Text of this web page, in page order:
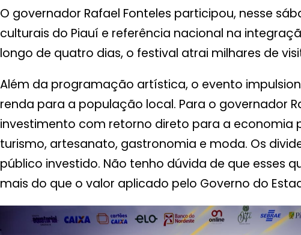
O governador Rafael Fonteles participou, nesse
culturais do Piauí e referência nacional na
longo de quatro dias, o festival atrai milhares de
Além da programação artística, o evento
renda para a população local. Para o governador
investimento com retorno direto para a economia
turismo, artesanato, gastronomia e moda. Os
público investido. Não tenho dúvida de que esses
mais do que o valor aplicado pelo Governo do